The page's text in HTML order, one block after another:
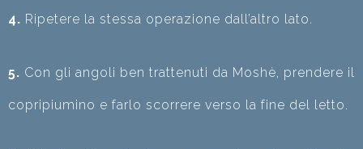
4. Ripetere la stessa operazione dall’altro lato.
5. Con gli angoli ben trattenuti da Moshè, prendere il
copripiumino e farlo scorrere verso la fine del letto.